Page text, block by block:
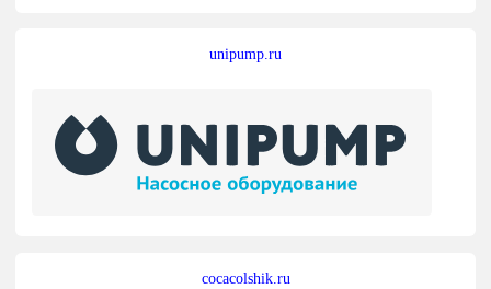
unipump.ru
cocacolshik.ru